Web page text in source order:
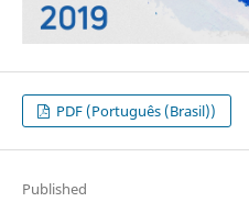
PDF (Português (Brasil))
Published